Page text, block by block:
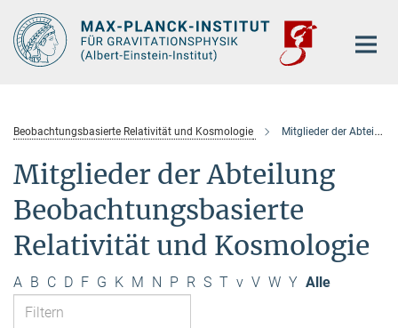
Hauptinhalt
Beobachtungsbasierte Relativität und Kosmologie Mitglieder der Abteilung
Mitglieder der Abteilung
Beobachtungsbasierte
Relativität und Kosmologie
A B C D F G K M N P R S T v V W Y Alle